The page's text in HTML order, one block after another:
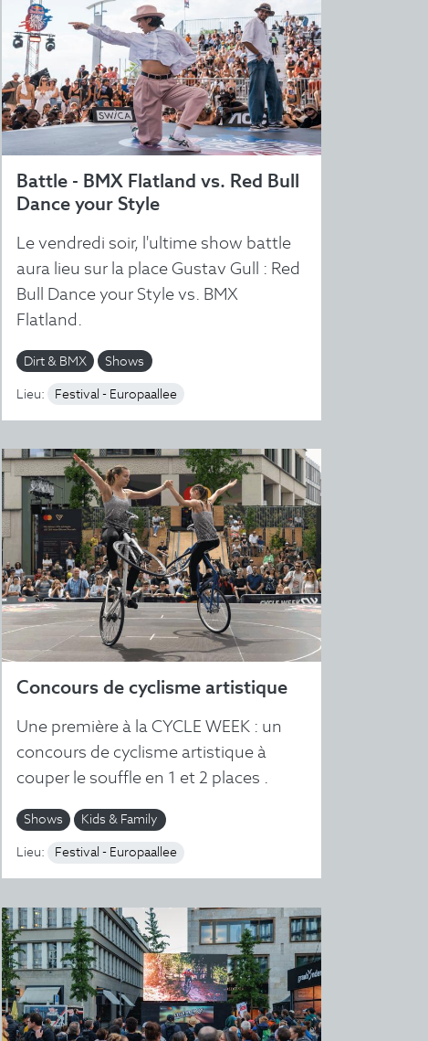
Battle - BMX Flatland vs. Red Bull
Dance your Style
Le vendredi soir, l'ultime show battle
aura lieu sur la place Gustav Gull : Red
Bull Dance your Style vs. BMX
Flatland.
Dirt & BMX Shows
Lieu: Festival - Europaallee
Concours de cyclisme artistique
Une première à la CYCLE WEEK : un
concours de cyclisme artistique à
couper le souffle en 1 et 2 places .
Shows Kids & Family
Lieu: Festival - Europaallee